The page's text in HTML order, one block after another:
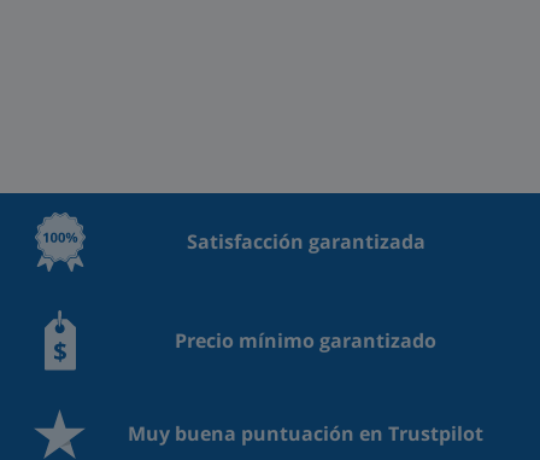
Satisfacción garantizada
Precio mínimo garantizado
Muy buena puntuación en Trustpilot